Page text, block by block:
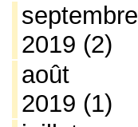
septembre
2019 (2)
août
2019 (1)